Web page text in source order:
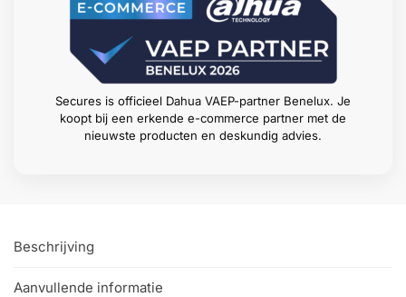
Secures is officieel Dahua VAEP-partner Benelux. Je
koopt bij een erkende e-commerce partner met de
nieuwste producten en deskundig advies.
Beschrijving
Aanvullende informatie